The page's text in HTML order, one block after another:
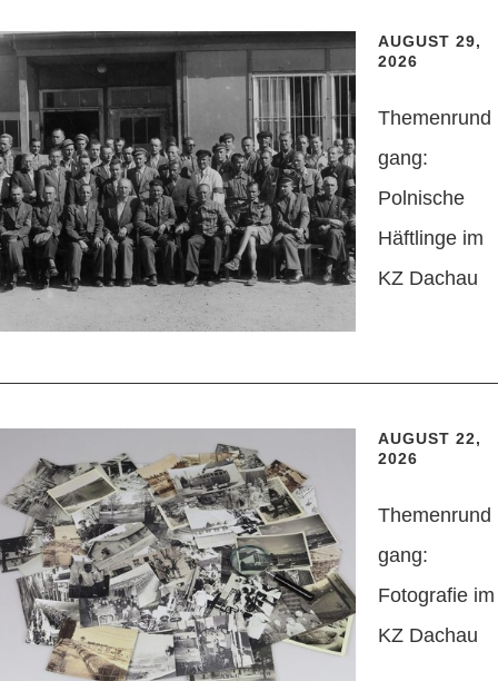
AUGUST 29,
2026
Themenrund
gang:
Polnische
Häftlinge im
KZ Dachau
AUGUST 22,
2026
Themenrund
gang:
Fotografie im
KZ Dachau